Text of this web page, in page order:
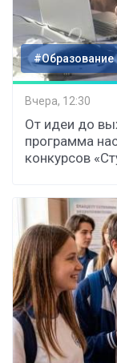
#Образование
Вчера, 12:30
От идеи до
программа
конкурсов